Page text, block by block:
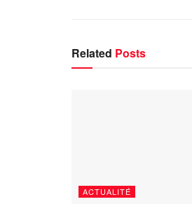
Related Posts
ACTUALITÉ